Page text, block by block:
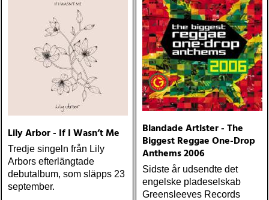
Lily Arbor - If I Wasn’t Me
Tredje singeln från Lily
Arbors efterlängtade
debutalbum, som släpps 23
september.
Blandade Artister - The
Biggest Reggae One-Drop
Anthems 2006
Sidste år udsendte det
engelske pladeselskab
Greensleeves Records